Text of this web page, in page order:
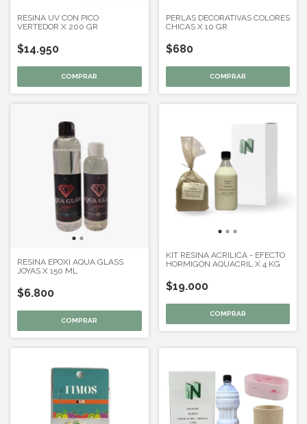
RESINA UV CON PICO
VERTEDOR X 200 GR
$14.950
PERLAS DECORATIVAS COLORES
CHICAS X 10 GR
$680
RESINA EPOXI AQUA GLASS
JOYAS X 150 ML
$6.800
KIT RESINA ACRILICA - EFECTO
HORMIGON AQUACRIL X 4 KG
$19.000